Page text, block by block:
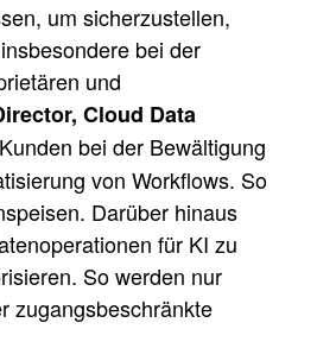
um sicherzustellen,
bei der
und
Cloud Data
bei der Bewältigung
von Workflows. So
Darüber hinaus
für KI zu
So werden nur
zugangsbeschränkte